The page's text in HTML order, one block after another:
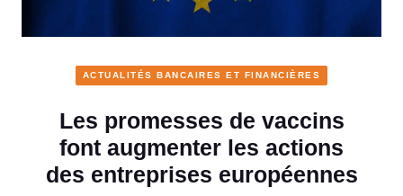
ACTUALITÉS BANCAIRES ET FINANCIÈRES
Les promesses de vaccins
font augmenter les actions
des entreprises européennes